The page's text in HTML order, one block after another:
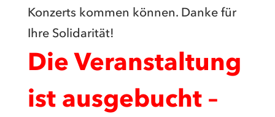
Konzerts kommen können. Danke für
Ihre Solidarität!
Die Veranstaltung
ist ausgebucht –